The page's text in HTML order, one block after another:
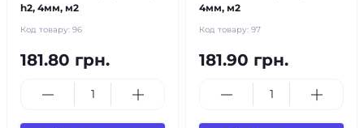
h2, 4мм, м2
Код товару: 96
181.80 грн.
4мм, м2
Код товару: 97
181.90 грн.